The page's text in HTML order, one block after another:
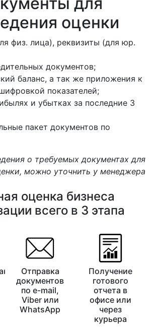
оценки
физ. лица), реквизиты (для юр.
документов;
баланс, а так же приложения к
показателей;
и убытках за последние 3
пакет документов по
о требуемых документах для
можно уточнить у менеджера
оценка бизнеса
всего в 3 этапа
Отправка
документов
по e-mail,
Viber или
WhatsApp
Получение
готового
отчета в
офисе или
через
курьера